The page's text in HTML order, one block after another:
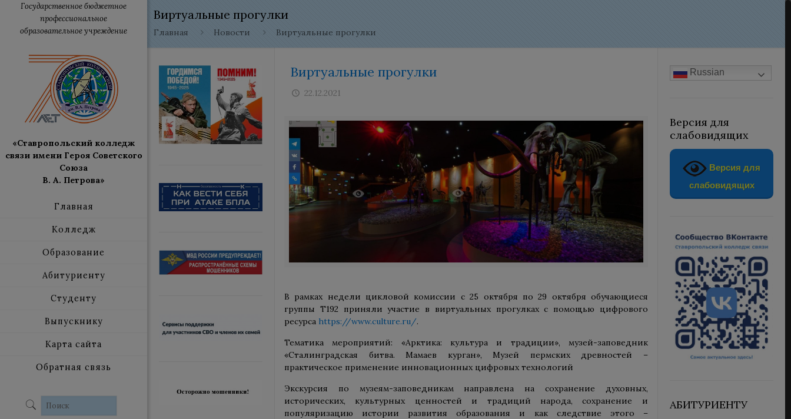
Государственное бюджетное
профессиональное
образовательное учреждение
«Ставропольский колледж
связи имени Героя Советского
Союза
В. А. Петрова»
Главная
Колледж
Образование
Абитуриенту
Студенту
Выпускнику
Карта сайта
Обратная связь
Виртуальные прогулки
Главная Новости Виртуальные прогулки
Виртуальные прогулки
22.12.2021
В рамках недели цикловой комиссии с 25 октября по 29 октября обучающиеся
группы Т192 приняли участие в виртуальных прогулках с помощью цифрового
ресурса https://www.culture.ru/.
Тематика мероприятий: «Арктика: культура и традиции», музей-заповедник
«Сталинградская битва. Мамаев курган», Музей пермских древностей –
практическое применение инновационных цифровых технологий
Экскурсия по музеям-заповедникам направлена на сохранение духовных,
исторических, культурных ценностей и традиций народа, сохранение и
популяризацию истории развития образования и как следствие этого –
Russian
Версия для
слабовидящих
Версия для
слабовидящих
АБИТУРИЕНТУ